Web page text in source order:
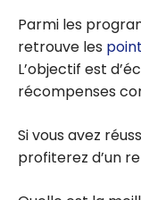
Parmi les
retrouve les
L’objectif est
récompenses
Si vous avez
profiterez d’un